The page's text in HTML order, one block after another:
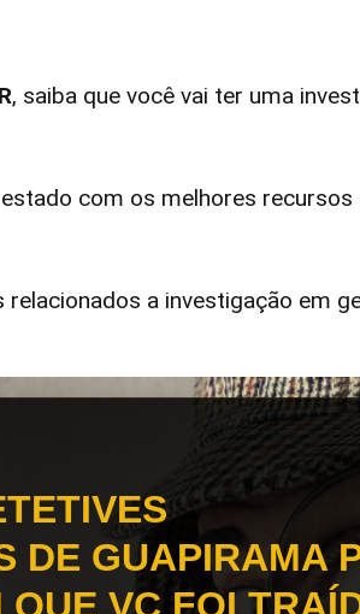
, saiba que você vai ter uma
com os melhores
a investigação em
DE GUAPIRAMA